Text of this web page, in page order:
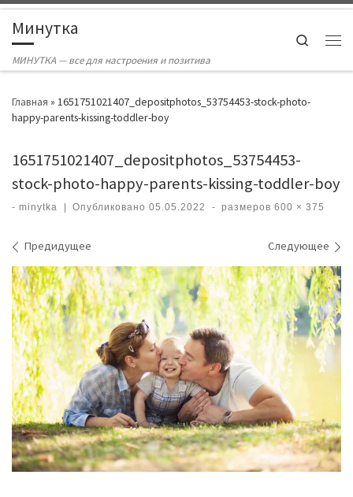
Skip to content
Минутка
МИНУТКА — все для настроения и позитива
Search
Главная » 1651751021407_depositphotos_53754453-stock-photo-
happy-parents-kissing-toddler-boy
1651751021407_depositphotos_53754453-
stock-photo-happy-parents-kissing-toddler-boy
- minytka Опубликовано05.05.2022 - размеров 600 × 375
Навигация по изображениям
Предидущее Следующее